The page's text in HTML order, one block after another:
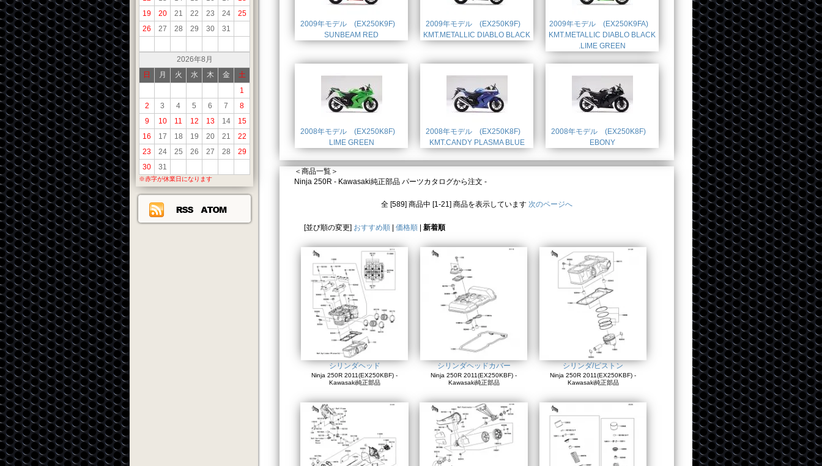
19
20 21 22 23 24
25
26
27 28 29 30 31
2026年8月
日
月 火 水 木 金
土
1
2
3 4 5 6 7
8
9
10 11 12 13 14
15
16
17 18 19 20 21
22
23
24 25 26 27 28
29
30
31
※赤字が休業日になります
2009年モデル (EX250K9F)
SUNBEAM RED
2009年モデル (EX250K9F)
KMT.METALLIC DIABLO BLACK
2009年モデル (EX250K9FA)
KMT.METALLIC DIABLO BLACK
.LIME GREEN
2008年モデル (EX250K8F)
LIME GREEN
2008年モデル (EX250K8F)
KMT.CANDY PLASMA BLUE
2008年モデル (EX250K8F)
EBONY
＜商品一覧＞
Ninja 250R - Kawasaki純正部品 パーツカタログから注文 -
全 [589] 商品中 [1-21] 商品を表示しています 次のページへ
[並び順の変更] おすすめ順 価格順 新着順
シリンダヘッド
Ninja 250R 2011(EX250KBF) -
Kawasaki純正部品
シリンダヘッドカバー
Ninja 250R 2011(EX250KBF) -
Kawasaki純正部品
シリンダ/ピストン
Ninja 250R 2011(EX250KBF) -
Kawasaki純正部品